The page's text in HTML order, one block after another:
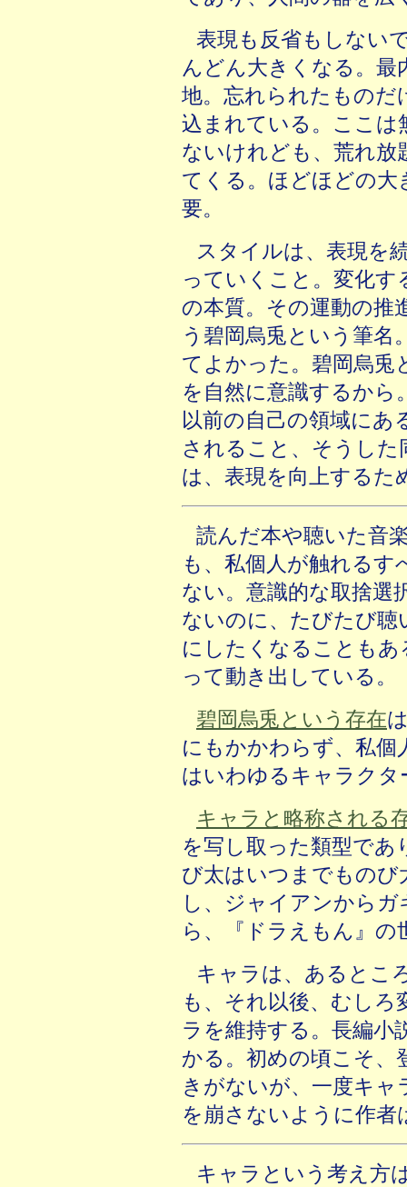
表現も反省もしない
んどん大きくなる。最
地。忘れられたものだ
込まれている。ここ
ないけれども、荒れ放
てくる。ほどほどの
要。
スタイルは、表現を
っていくこと。変化
の本質。その運動の推
う碧岡烏兎という筆名
てよかった。碧岡烏兎
を自然に意識するから
以前の自己の領域にあ
されること、そうし
は、表現を向上するた
読んだ本や聴いた音
も、私個人が触れる
ない。意識的な取捨選
ないのに、たびたび聴
にしたくなることもあ
って動き出している。
碧岡烏兎という存在
にもかかわらず、私個
はいわゆるキャラク
キャラと略称される
を写し取った類型であ
び太はいつまでものび
し、ジャイアンから
ら、『ドラえもん』
キャラは、あるとこ
も、それ以後、むし
ラを維持する。長編小
かる。初めの頃こそ、
きがないが、一度キ
を崩さないように作者
キャラという考え方